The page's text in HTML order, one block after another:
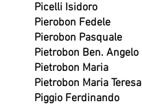
Picelli Isidoro
Pierobon Fedele
Pierobon Pasquale
Pietrobon Ben. Angelo
Pietrobon Maria
Pietrobon Maria Teresa
Piggio Ferdinando